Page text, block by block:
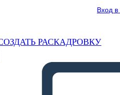
Вход
РАСКАДРОВКУ